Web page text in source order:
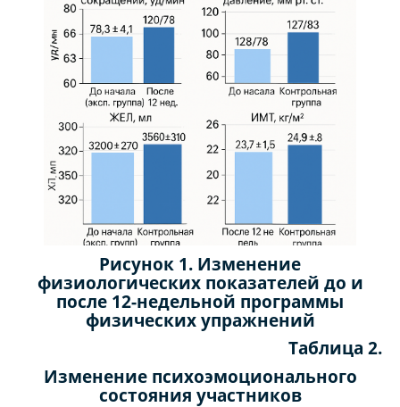
Рисунок 1. Изменение
физиологических показателей до и
после 12-недельной программы
физических упражнений
Таблица 2.
Изменение психоэмоционального
состояния участников